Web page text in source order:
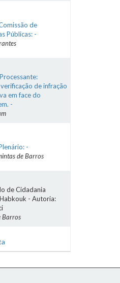
de
Públicas: -
de infração
em face do
-
-
de Barros
de Cidadania
- Autoria:
Barros